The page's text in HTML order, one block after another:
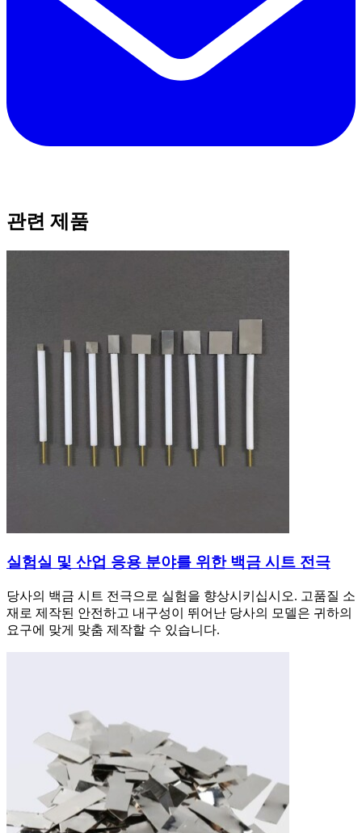
관련 제품
실험실 및 산업 응용 분야를 위한 백금 시트 전극
당사의 백금 시트 전극으로 실험을 향상시키십시오. 고품질 소
재로 제작된 안전하고 내구성이 뛰어난 당사의 모델은 귀하의
요구에 맞게 맞춤 제작할 수 있습니다.